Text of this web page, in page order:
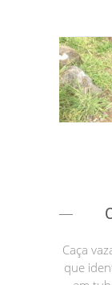
Caça
que